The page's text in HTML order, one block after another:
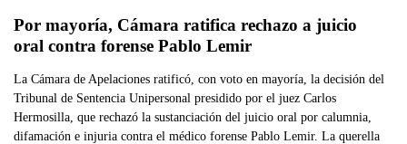
Por mayoría, Cámara ratifica rechazo a juicio
oral contra forense Pablo Lemir
La Cámara de Apelaciones ratificó, con voto en mayoría, la decisión del
Tribunal de Sentencia Unipersonal presidido por el juez Carlos
Hermosilla, que rechazó la sustanciación del juicio oral por calumnia,
difamación e injuria contra el médico forense Pablo Lemir. La querella